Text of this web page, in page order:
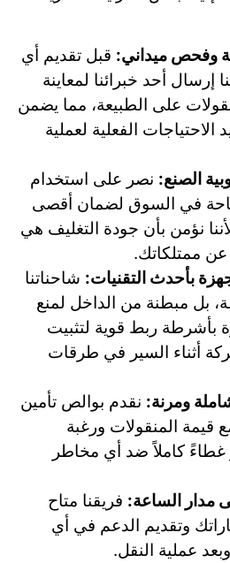
وفحص ميداني: قبل تقديم أي
أحد خبرائنا لمعاينة
على الطبيعة، مما يضمن
الاحتياجات الفعلية لعملية
الصنع: نصر على استخدام
في السوق لضمان أقصى
نؤمن بأن جودة التغليف هي
عن ممتلكاتك.
بأحدث التقنيات: شاحناتنا
بل مبطنة من الداخل لمنع
بأشرطة ربط قوية لتثبيت
أثناء السير في طرقات
ومرنة: نقدم بوالص تأمين
قيمة المنقولات ورغبة
غطاءً كاملاً ضد أي مخاطر
مدار الساعة: فريقنا متاح
وتقديم الدعم في أي
عملية النقل.